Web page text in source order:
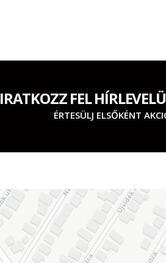
IRATKOZZ FEL
ÉRTESÜLJ ELSŐKÉNT